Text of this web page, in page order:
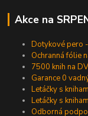
Akce na
Dotykové pero
Ochranná fólie
7500 knih na
Garance 0
Letáčky s
Letáčky s
Odborná